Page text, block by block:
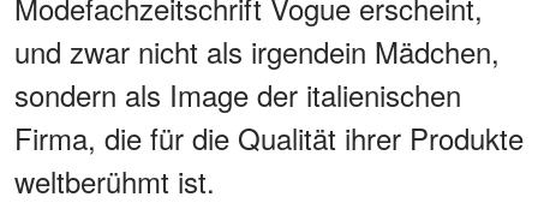
und zwar nicht als irgendein Mädchen,
sondern als Image der italienischen
Firma, die für die Qualität ihrer Produkte
weltberühmt ist.